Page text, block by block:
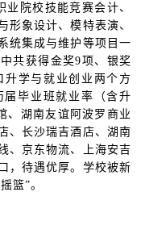
院校技能竞赛会计、
形象设计、模特表演、
统集成与维护等项目一
共获得金奖9项、银奖
升学与就业创业两个方
毕业班就业率（含升
、湖南友谊阿波罗商业
、长沙瑞吉酒店、湖南
、京东物流、上海安吉
，待遇优厚。学校被新
篮”。